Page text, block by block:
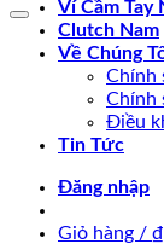
Ví Cầm Tay
Clutch Nam
Về Chúng
Chính
Chính
Điều
Tin Tức
Đăng nhập
Giỏ hàng / ₫